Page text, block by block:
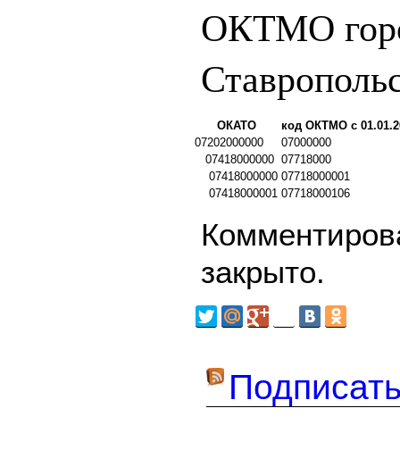
ОКТМО
ОКАТО
код ОКТМО с
07202000000
07000000
07418000000 07718000
07418000000 07718000001
07418000001 07718000106
закрыто.